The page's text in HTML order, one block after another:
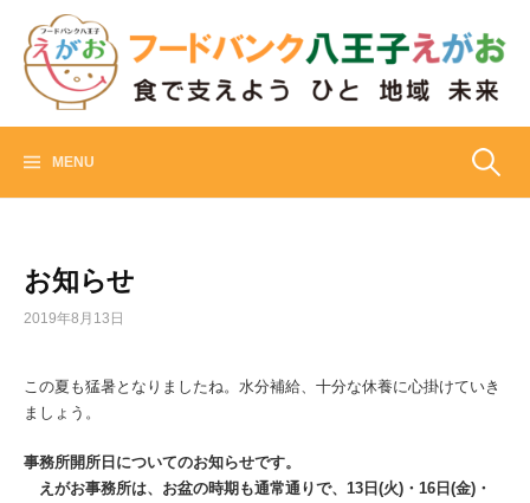
content
MENU 検
お知らせ
2019年8月13日
この夏も猛暑となりましたね。水分補給、十分な休養に心掛けていき
ましょう。
事務所開所日についてのお知らせです。
えがお事務所は、お盆の時期も通常通りで、13日(火)・16日(金)・